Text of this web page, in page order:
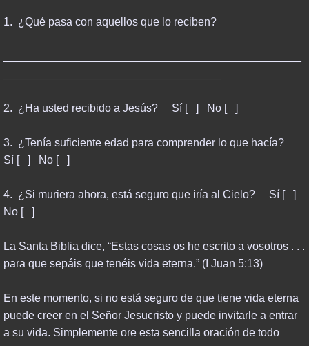
1. ¿Qué pasa con aquellos que lo reciben?
2. ¿Ha usted recibido a Jesús? Sí [ ] No [ ]
3. ¿Tenía suficiente edad para comprender lo que hacía?
Sí [ ] No [ ]
4. ¿Si muriera ahora, está seguro que iría al Cielo? Sí [ ]
No [ ]
La Santa Biblia dice, “Estas cosas os he escrito a vosotros . . .
para que sepáis que tenéis vida eterna.” (I Juan 5:13)
En este momento, si no está seguro de que tiene vida eterna
puede creer en el Señor Jesucristo y puede invitarle a entrar
a su vida. Simplemente ore esta sencilla oración de todo